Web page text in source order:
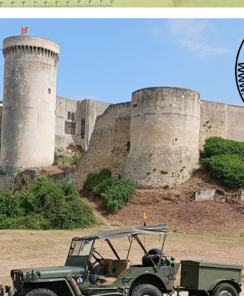
et de toutes époques. De nombreuses rubriques sont à votre disposition pour